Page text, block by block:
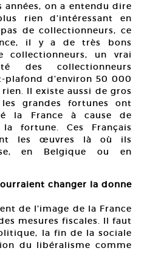
années, on a entendu dire
rien d’intéressant en
de collectionneurs, ce
il y a de très bons
collectionneurs, un vrai
des collectionneurs
plafond d’environ 50 000
Il existe aussi de gros
grandes fortunes ont
la France à cause de
fortune. Ces Français
les œuvres là où ils
en Belgique ou en
changer la donne
de l’image de la France
mesures fiscales. Il faut
la fin de la sociale
du libéralisme comme